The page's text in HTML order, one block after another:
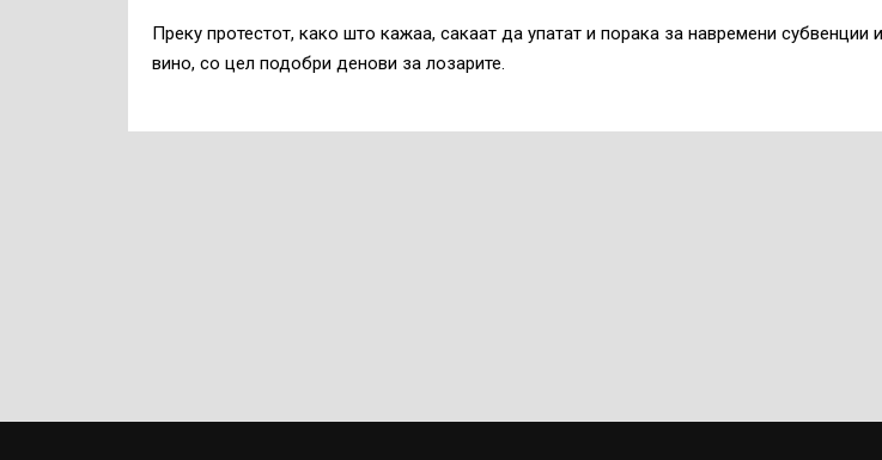
Преку протестот, како што кажаа, сакаат да упатат и порака за навремени субвенции
вино, со цел подобри денови за лозарите.